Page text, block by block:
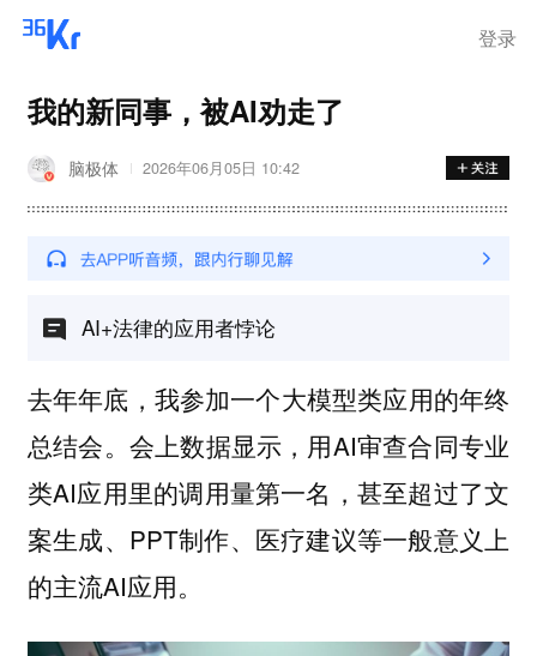
登录
我的新同事，被AI劝走了
脑极体 2026年06月05日 10:42
AI+法律的应用者悖论
去年年底，我参加一个大模型类应用的年终
总结会。会上数据显示，用AI审查合同专业
类AI应用里的调用量第一名，甚至超过了文
案生成、PPT制作、医疗建议等一般意义上
的主流AI应用。